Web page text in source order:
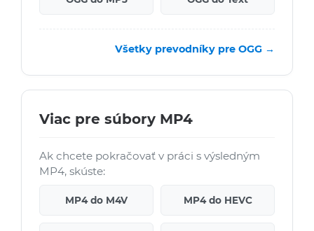
Všetky prevodníky pre OGG →
Viac pre súbory MP4
Ak chcete pokračovať v práci s výsledným
MP4, skúste:
MP4 do M4V MP4 do HEVC